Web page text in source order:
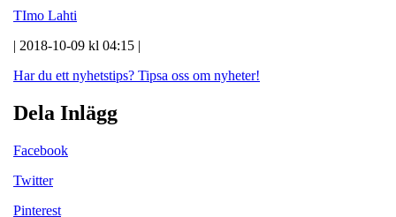
TImo Lahti
| 2018-10-09 kl 04:15 |
Har du ett nyhetstips? Tipsa oss om nyheter!
Dela Inlägg
Facebook
Twitter
Pinterest